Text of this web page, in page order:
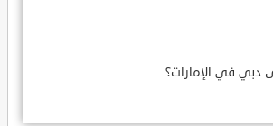
دبي في الإمارات؟